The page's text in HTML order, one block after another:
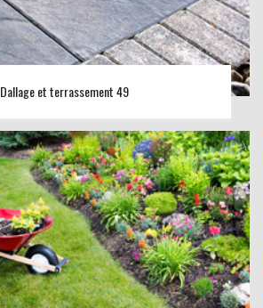
Dallage et terrassement 49